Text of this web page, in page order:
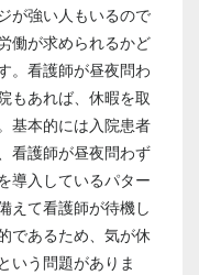
が強い人もいるので
働が求められるかど
。看護師が昼夜問わ
もあれば、休暇を取
基本的には入院患者
看護師が昼夜問わず
導入しているパター
えて看護師が待機し
であるため、気が休
いう問題がありま